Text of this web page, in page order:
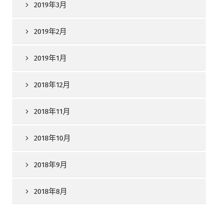
2019年3月
2019年2月
2019年1月
2018年12月
2018年11月
2018年10月
2018年9月
2018年8月